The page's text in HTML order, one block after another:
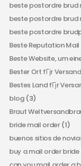
beste postordre
beste postordre
beste postordre
Beste Reputation
Beste Website, um
Bester Ort fГјr
Bestes Land fГјr
blog(3)
Braut
bride mail order(1)
buenos sitios de
buy a mail order bride